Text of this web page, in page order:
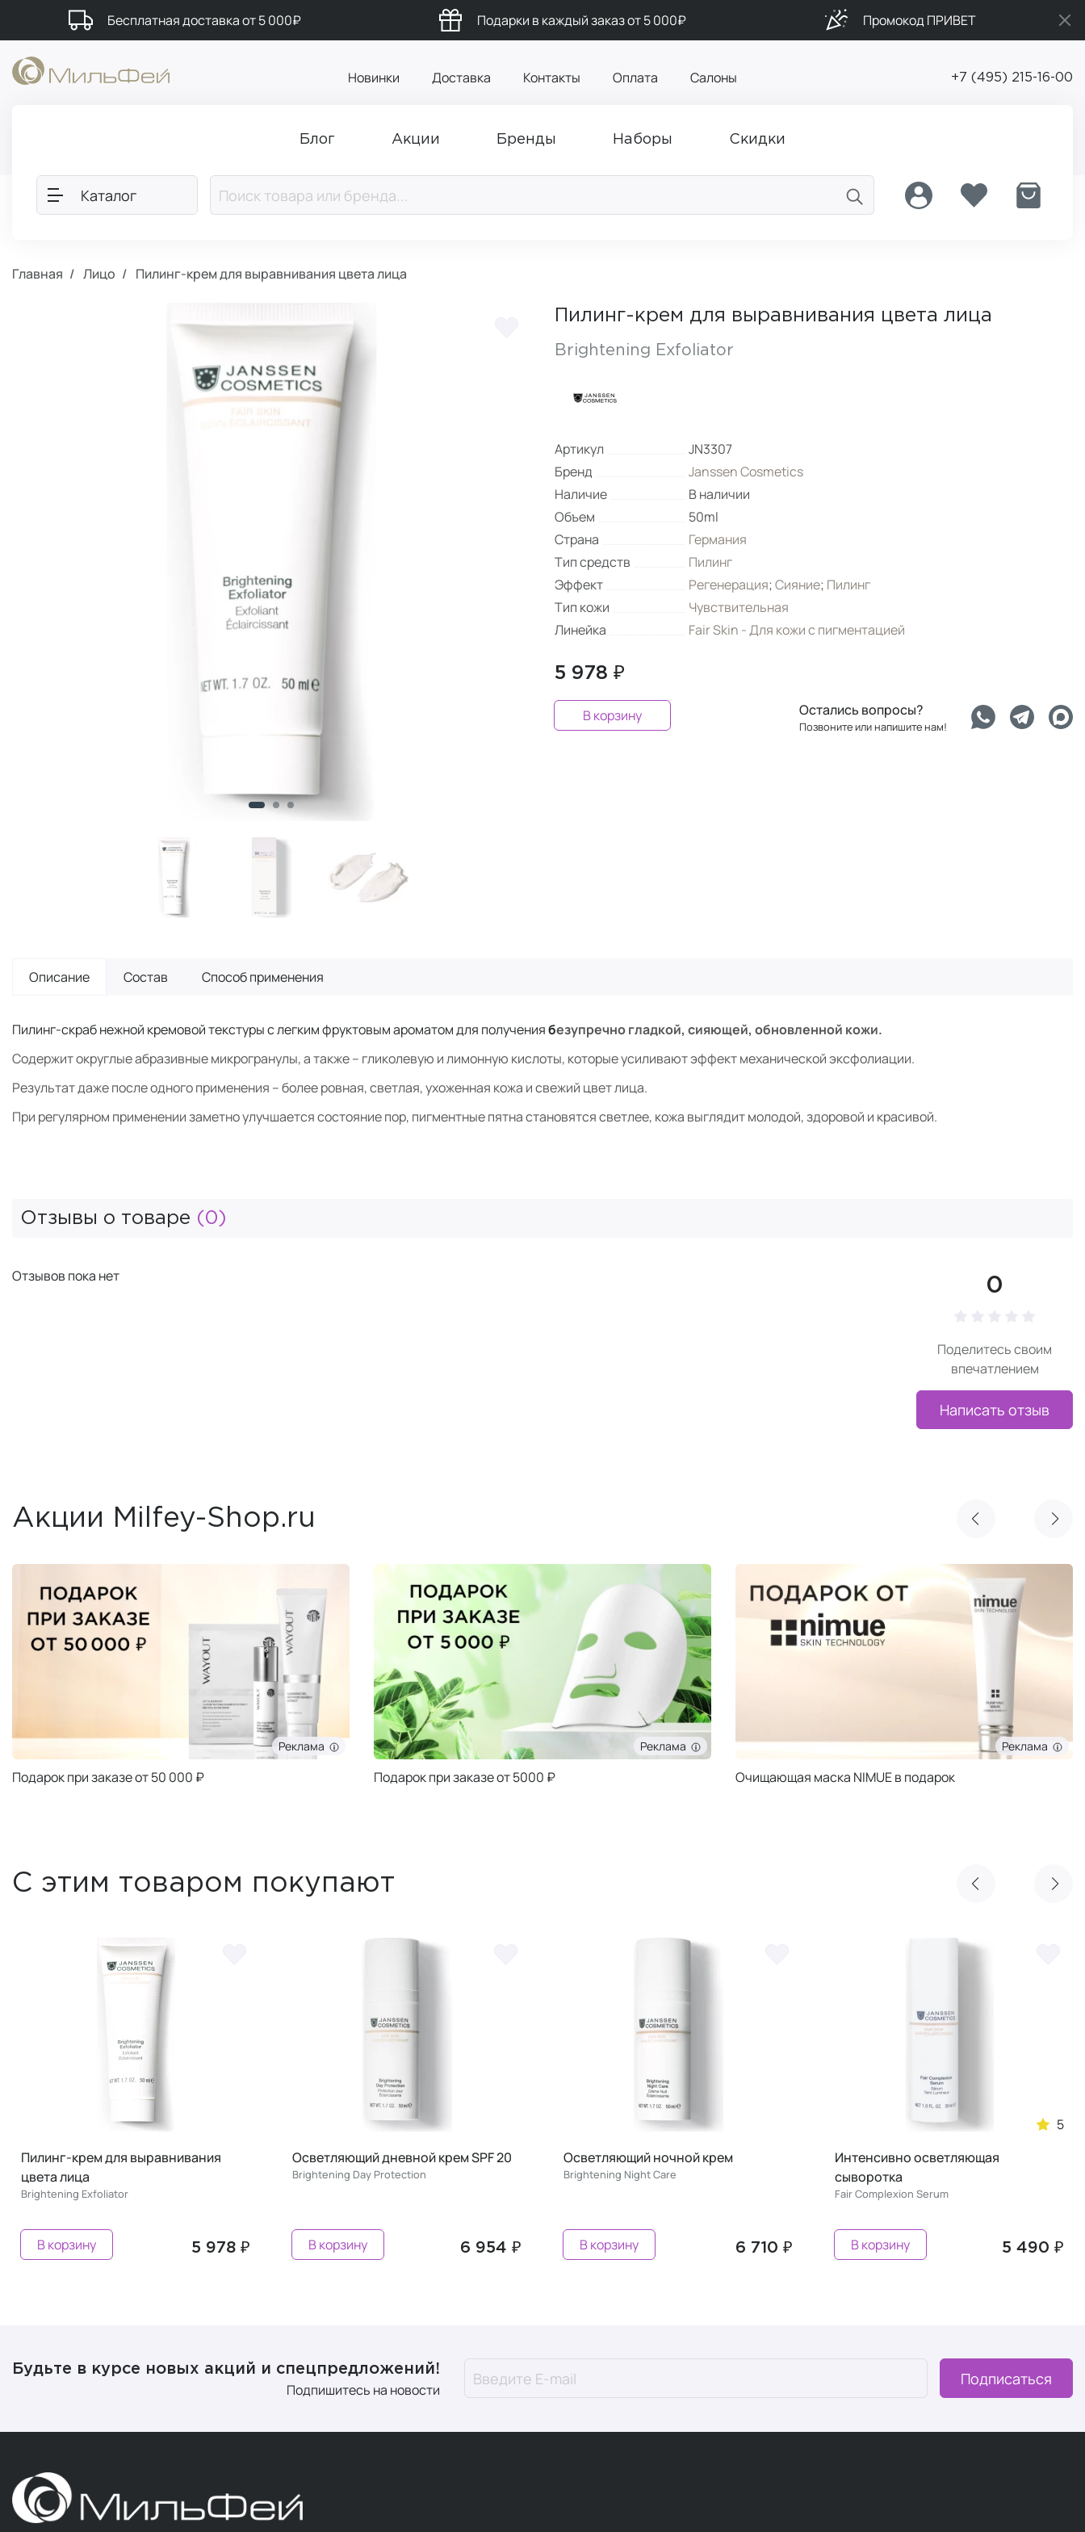
Бесплатная доставка от 5 000₽ Подарки в каждый заказ от 5 000₽ Промокод ПРИВЕТ
Новинки Доставка Контакты Оплата Салоны +7 (495) 215-16-00
Блог Акции Бренды Наборы Скидки
Каталог
Главная Лицо Пилинг-крем для выравнивания цвета лица
Пилинг-крем для выравнивания цвета лица
Brightening Exfoliator
Артикул
JN3307
Бренд
Janssen Cosmetics
Наличие
В наличии
Объем
50ml
Страна
Германия
Тип средств
Пилинг
Эффект
Регенерация;Сияние; Пилинг
Тип кожи
Чувствительная
Линейка
Fair Skin - Для кожи с пигментацией
5 978 ₽
В корзину Остались вопросы?
Позвоните или напишите нам!
Описание Состав Способ применения
Пилинг-скраб нежной кремовой текстуры с легким фруктовым ароматом для получениябезупречно гладкой, сияющей, обновленной кожи.
Содержит округлые абразивные микрогранулы, а также – гликолевую и лимонную кислоты, которые усиливают эффект механической эксфолиации.
Результат даже после одного применения – более ровная, светлая, ухоженная кожа и свежий цвет лица.
При регулярном применении заметно улучшается состояние пор, пигментные пятна становятся светлее, кожа выглядит молодой, здоровой и красивой.
Отзывы о товаре (0)
0
Поделитесь своим
впечатлением
Написать отзыв
Отзывов пока нет
Акции Milfey-Shop.ru
Реклама
Подарок при заказе от 50 000 ₽
Реклама
Подарок при заказе от 5000 ₽
Реклама
Очищающая маска NIMUE в подарок
С этим товаром покупают
Пилинг-крем для выравнивания
цвета лица
Brightening Exfoliator
5 978 ₽
В корзину
Осветляющий дневной крем SPF 20
Brightening Day Protection
6 954 ₽
В корзину
Осветляющий ночной крем
Brightening Night Care
6 710 ₽
В корзину
5
Интенсивно осветляющая
сыворотка
Fair Complexion Serum
5 490 ₽
В корзину
Будьте в курсе новых акций и спецпредложений!
Подпишитесь на новости
Подписаться